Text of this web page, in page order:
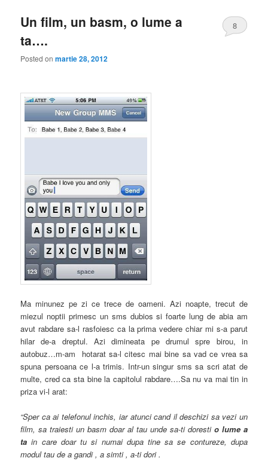
Un film, un basm, o lume a
ta….
Posted onmartie 28, 2012
8
Ma minunez pe zi ce trece de oameni. Azi noapte, trecut de
miezul noptii primesc un sms dubios si foarte lung de abia am
avut rabdare sa-l rasfoiesc ca la prima vedere chiar mi s-a parut
hilar de-a dreptul. Azi dimineata pe drumul spre birou, in
autobuz…m-am hotarat sa-l citesc mai bine sa vad ce vrea sa
spuna persoana ce l-a trimis. Intr-un singur sms sa scri atat de
multe, cred ca sta bine la capitolul rabdare….Sa nu va mai tin in
priza vi-l arat:
“Sper ca ai telefonul inchis, iar atunci cand il deschizi sa vezi un
film, sa traiesti un basm doar al tau unde sa-ti doresti o lume a
ta in care doar tu si numai dupa tine sa se contureze, dupa
modul tau de a gandi , a simti , a-ti dori .